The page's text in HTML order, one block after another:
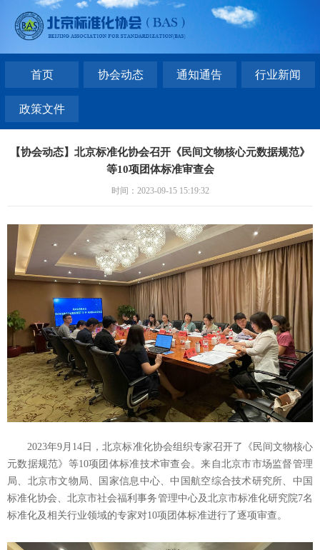
首页 协会动态 通知通告 行业新闻
政策文件
【协会动态】北京标准化协会召开《民间文物核心元数据规范》
等10项团体标准审查会
时间：2023-09-15 15:19:32
2023年9月14日，北京标准化协会组织专家召开了《民间文物核心
元数据规范》等10项团体标准技术审查会。来自北京市市场监督管理
局、北京市文物局、国家信息中心、中国航空综合技术研究所、中国
标准化协会、北京市社会福利事务管理中心及北京市标准化研究院7名
标准化及相关行业领域的专家对10项团体标准进行了逐项审查。